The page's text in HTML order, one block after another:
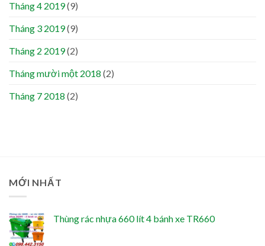
Tháng 4 2019(9)
Tháng 3 2019(9)
Tháng 2 2019(2)
Tháng mười một 2018 (2)
Tháng 7 2018 (2)
MỚI NHẤT
Thùng rác nhựa 660 lít 4 bánh xe TR660